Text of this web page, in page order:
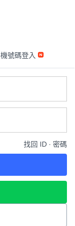
號碼登入
找回 ID ∙ 密碼